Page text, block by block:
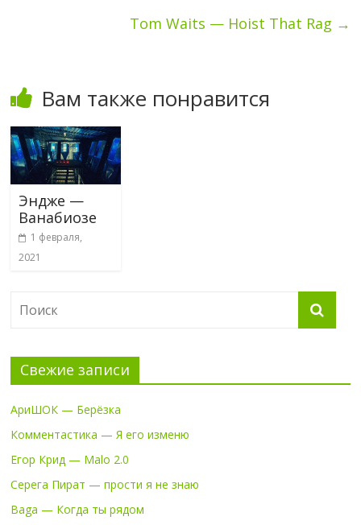
Tom Waits — Hoist That Rag →
Вам также понравится
Эндже —
Ванабиозе
1 февраля,
2021
Свежие записи
АриШОК — Берёзка
Комментастика — Я его изменю
Егор Крид — Malo 2.0
Серега Пират — прости я не знаю
Baga — Когда ты рядом